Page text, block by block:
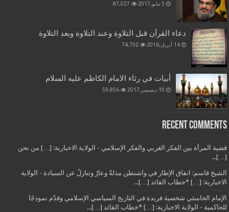
5 مايو,2017 87,027
دعاء القرآن قبل التلاوة وعند التلاوة وبعد التلاوة
14 أبريل,2016 74,792
أبيات في رثاء الامام الكاظم عليه السلام
10 ديسمبر,2017 59,856
Recent Comments
قضية المرأة بين الفكر الغربي والفكر الإسلامي - الولاية الاخبارية: […] من نحن
[…]...
الشيخ قاسم: اتفاق الإطار في واشنطن مذلةٌ وعارٌ وتنازلٌ عن السيادة - الولاية
الاخبارية: […] *خطاب القائد […]...
الإمام الخامنئي شخصية فريدة في التاريخ السياسي الإسلامي وقدّم نموذجًا
للحاكمية - الولاية الاخبارية: […] *خطاب القائد […]...